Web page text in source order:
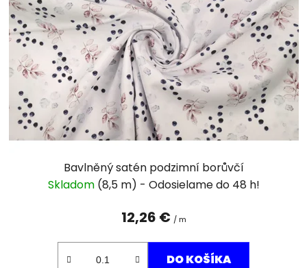
Bavlněný satén podzimní borůvčí
Skladom (8,5 m)
12,26 € / m
DO KOŠÍKA